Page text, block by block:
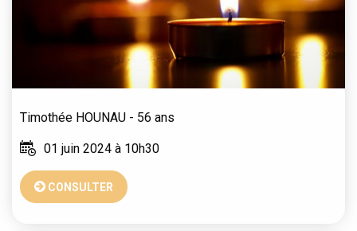
Timothée HOUNAU - 56 ans
01 juin 2024 à 10h30
CONSULTER